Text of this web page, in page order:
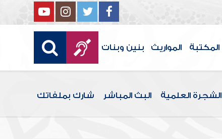
المكتبة المواريث بنين وبنات
الشجرة العلمية البث المباشر شارك بملفاتك